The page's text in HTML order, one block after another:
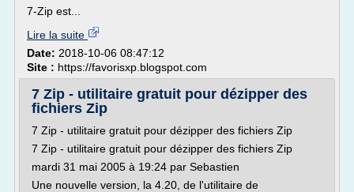
7-Zip est...
Lire la suite
Date: 2018-10-06 08:47:12
Site : https://favorisxp.blogspot.com
7 Zip - utilitaire gratuit pour dézipper des
fichiers Zip
7 Zip - utilitaire gratuit pour dézipper des fichiers Zip
7 Zip - utilitaire gratuit pour dézipper des fichiers Zip
mardi 31 mai 2005 à 19:24 par Sebastien
Une nouvelle version, la 4.20, de l'utilitaire de